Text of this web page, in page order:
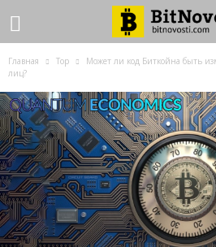
Главная Top
Может ли код Биткойна быть
лиц?